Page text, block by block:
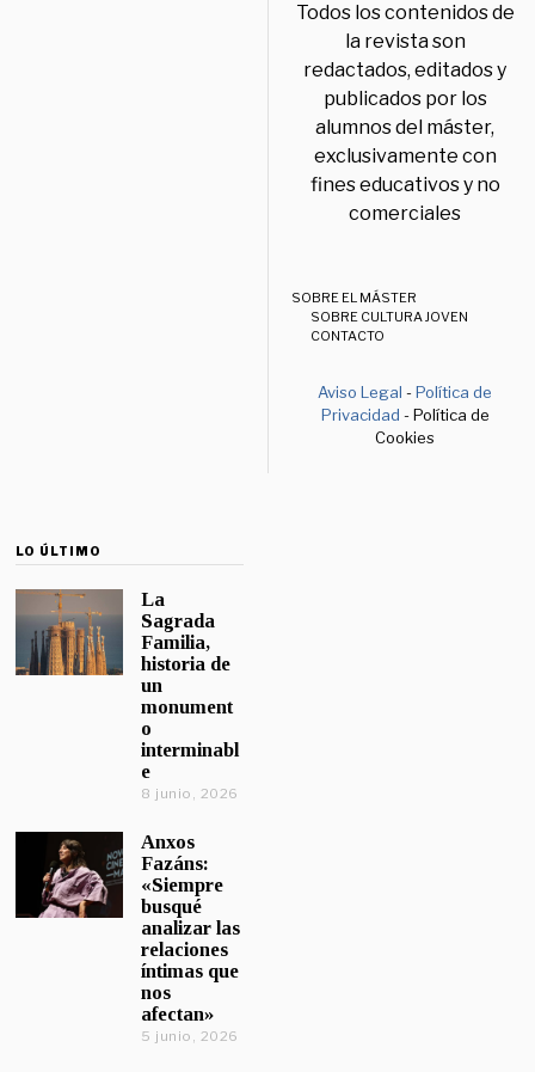
Todos los contenidos de
la revista son
redactados, editados y
publicados por los
alumnos del máster,
exclusivamente con
fines educativos y no
comerciales
SOBRE EL MÁSTER
SOBRE CULTURA JOVEN
CONTACTO
Aviso Legal -Política de
Privacidad - Política de
Cookies
LO ÚLTIMO
La
Sagrada
Familia,
historia de
un
monument
o
interminabl
e
8 junio, 2026
Anxos
Fazáns:
«Siempre
busqué
analizar las
relaciones
íntimas que
nos
afectan»
5 junio, 2026